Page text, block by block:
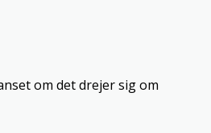
om det drejer sig om